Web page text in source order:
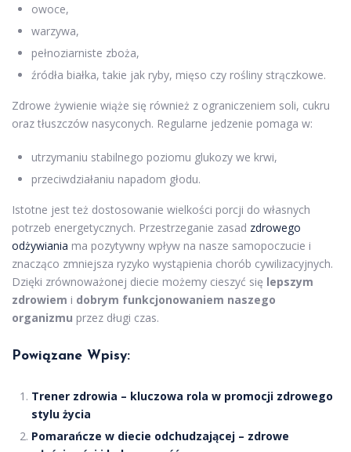
owoce,
warzywa,
pełnoziarniste zboża,
źródła białka, takie jak ryby, mięso czy rośliny strączkowe.
Zdrowe żywienie wiąże się również z ograniczeniem soli, cukru
oraz tłuszczów nasyconych. Regularne jedzenie pomaga w:
utrzymaniu stabilnego poziomu glukozy we krwi,
przeciwdziałaniu napadom głodu.
Istotne jest też dostosowanie wielkości porcji do własnych
potrzeb energetycznych. Przestrzeganie zasad zdrowego
odżywiania ma pozytywny wpływ na nasze samopoczucie i
znacząco zmniejsza ryzyko wystąpienia chorób cywilizacyjnych.
Dzięki zrównoważonej diecie możemy cieszyć się lepszym
zdrowiem i dobrym funkcjonowaniem naszego
organizmu przez długi czas.
Powiązane Wpisy:
Trener zdrowia – kluczowa rola w promocji zdrowego
stylu życia
Pomarańcze w diecie odchudzającej – zdrowe